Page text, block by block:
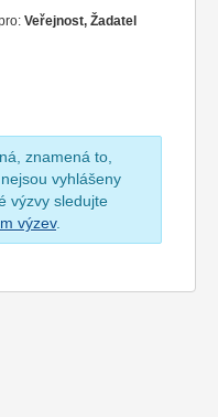
Veřejnost, Žadatel
znamená to,
vyhlášeny
výzvy sledujte
výzev.